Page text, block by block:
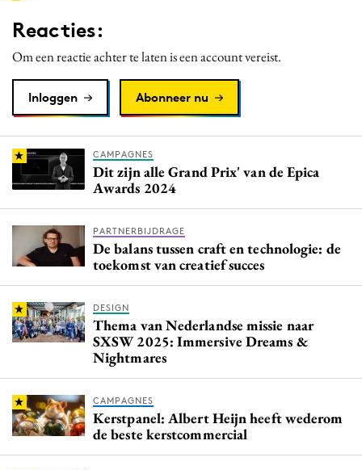
Programmatic
Purpose Marketing
Reacties:
Om een reactie achter te laten is een account vereist.
Inloggen Abonneer nu
CAMPAGNES
Dit zijn alle Grand Prix' van de Epica
Awards 2024
PARTNERBIJDRAGE
De balans tussen craft en technologie: de
toekomst van creatief succes
DESIGN
Thema van Nederlandse missie naar
SXSW 2025: Immersive Dreams &
Nightmares
CAMPAGNES
Kerstpanel: Albert Heijn heeft wederom
de beste kerstcommercial